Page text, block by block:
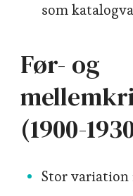
som
Før- og
(1900-
Stor